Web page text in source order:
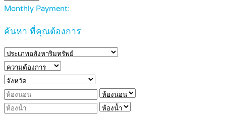
Monthly Payment:
ค้นหา ที่คุณต้องการ